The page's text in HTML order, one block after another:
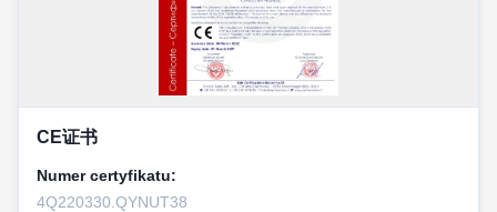
CE证书
Numer certyfikatu:
4Q220330.QYNUT38